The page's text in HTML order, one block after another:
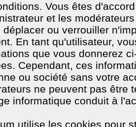
Vous êtes
et les
déplacer ou verrouiller
En tant qu'utilisateur,
que vous donnerez
Cependant, ces
ou société sans votre
ne peuvent pas être
informatique conduit à
utilise les cookies pour